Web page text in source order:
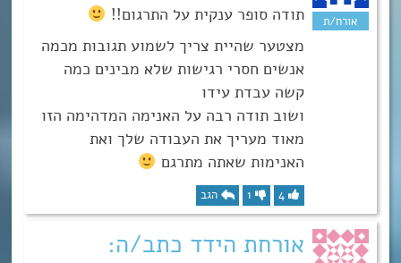
תודה סופר ענקית על התרגום!!
מצטער שהיית צריך לשמוע תגובות מכמה
אנשים חסרי רגישות שלא מבינים כמה
קשה עבדת עידו
ושוב תודה רבה על האנימה המדהימה הזו
מאוד מעריך את העבודה שלך ואת
האנימות שאתה מתרגם
4
1 הגב
אורחת הידד כתב/ה: